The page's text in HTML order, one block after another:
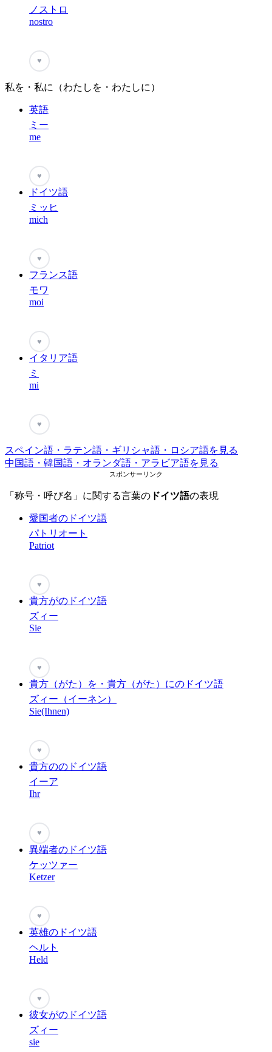
ノストロ
nostro
♥
私を・私に（わたしを・わたしに）
英語
ミー
me
♥
ドイツ語
ミッヒ
mich
♥
フランス語
モワ
moi
♥
イタリア語
ミ
mi
♥
スペイン語・ラテン語・ギリシャ語・ロシア語を見る
中国語・韓国語・オランダ語・アラビア語を見る
スポンサーリンク
「称号・呼び名」に関する言葉の ドイツ語の表現
愛国者のドイツ語
パトリオート
Patriot
♥
貴方がのドイツ語
ズィー
Sie
♥
貴方（がた）を・貴方（がた）にのドイツ語
ズィー（イーネン）
Sie(Ihnen)
♥
貴方ののドイツ語
イーア
Ihr
♥
異端者のドイツ語
ケッツァー
Ketzer
♥
英雄のドイツ語
ヘルト
Held
♥
彼女がのドイツ語
ズィー
sie